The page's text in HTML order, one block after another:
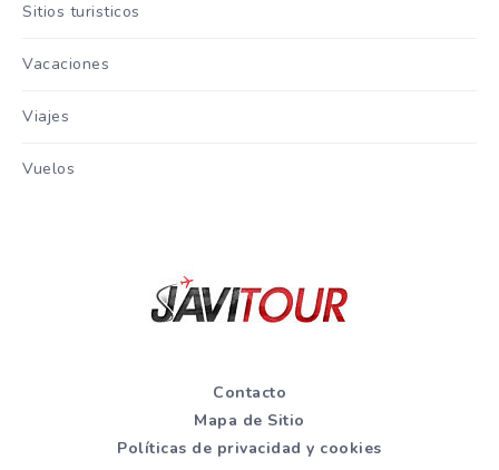
Sitios turisticos
Vacaciones
Viajes
Vuelos
Contacto
Mapa de Sitio
Políticas de privacidad y cookies